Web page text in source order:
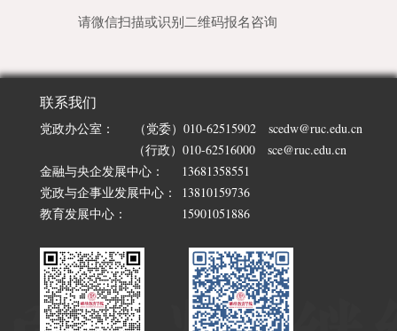
请微信扫描或识别二维码报名咨询
联系我们
党政办公室：
（党委）010-62515902 scedw@ruc.edu.cn
（行政）010-62516000 sce@ruc.edu.cn
金融与央企发展中心：
13681358551
党政与企事业发展中心：
13810159736
教育发展中心：
15901051886